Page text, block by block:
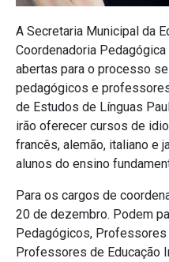
A Secretaria Municipal da
Coordenadoria
abertas para o processo
pedagógicos e
de Estudos de Línguas
irão oferecer cursos de
francês, alemão, italiano e
alunos do ensino
Para os cargos de
20 de dezembro. Podem
Pedagógicos, Professores
Professores de Educação